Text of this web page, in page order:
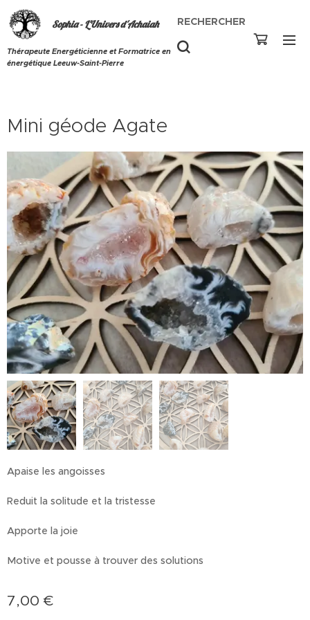
Sophia - L'Univers d'Achaiah
Thérapeute Energéticienne et Formatrice en
énergétique Leeuw-Saint-Pierre
RECHERCHER
Mini géode Agate
Apaise les angoisses
Reduit la solitude et la tristesse
Apporte la joie
Motive et pousse à trouver des solutions
7,00 €